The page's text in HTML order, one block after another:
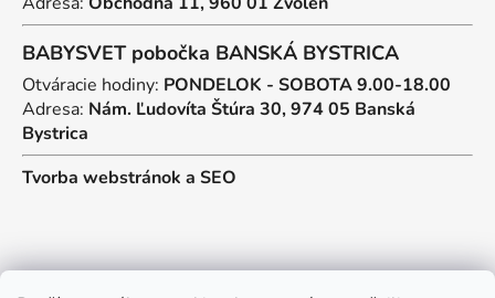
BABYSVET pobočka BANSKÁ BYSTRICA
Otváracie hodiny: PONDELOK - SOBOTA 9.00-18.00
Adresa: Nám. Ľudovíta Štúra 30, 974 05 Banská
Bystrica
Tvorba webstránok a SEO